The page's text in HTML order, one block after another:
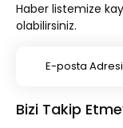
Haber listemize
olabilirsiniz.
Bizi Takip